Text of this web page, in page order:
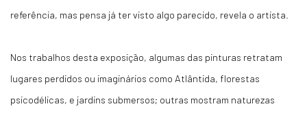
referência, mas pensa já ter visto algo parecido, revela o artista.
Nos trabalhos desta exposição, algumas das pinturas retratam
lugares perdidos ou imaginários como Atlântida, florestas
psicodélicas, e jardins submersos; outras mostram naturezas